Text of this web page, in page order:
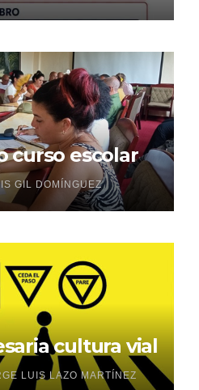
curso escolar
GIL DOMÍNGUEZ
cultura vial
LUIS LAZO MARTÍNEZ